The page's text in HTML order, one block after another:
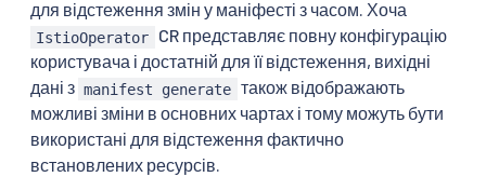
для відстеження змін у маніфесті з часом. Хоча
IstioOperator
CR представляє повну конфігурацію
користувача і достатній для її відстеження, вихідні
дані з manifest generate також відображають
можливі зміни в основних чартах і тому можуть бути
використані для відстеження фактично
встановлених ресурсів.